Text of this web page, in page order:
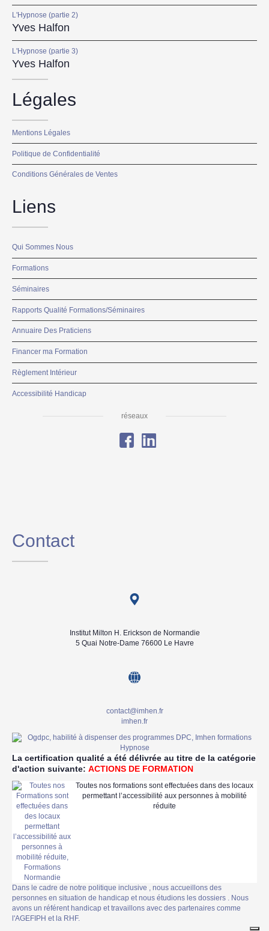
L'Hypnose (partie 2)
Yves Halfon
L'Hypnose (partie 3)
Yves Halfon
Légales
Mentions Légales
Politique de Confidentialité
Conditions Générales de Ventes
Liens
Qui Sommes Nous
Formations
Séminaires
Rapports Qualité Formations/Séminaires
Annuaire Des Praticiens
Financer ma Formation
Règlement Intérieur
Accessibilité Handicap
réseaux
Contact
Institut Milton H. Erickson de Normandie
5 Quai Notre-Dame 76600 Le Havre
contact@imhen.fr
imhen.fr
La certification qualité a été délivrée au titre de la catégorie
d'action suivante: ACTIONS DE FORMATION
Toutes nos formations sont effectuées dans des locaux
permettant l’accessibilité aux personnes à mobilité
réduite
Dans le cadre de notre politique inclusive , nous accueillons des
personnes en situation de handicap et nous étudions les dossiers . Nous
avons un référent handicap et travaillons avec des partenaires comme
l'AGEFIPH et la RHF.